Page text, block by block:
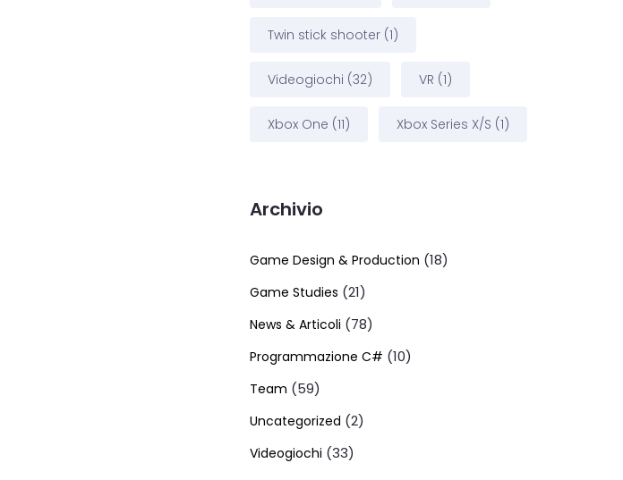
Twin stick shooter (1)
Videogiochi (32) VR (1)
Xbox One (11) Xbox Series X/S (1)
Archivio
Game Design & Production (18)
Game Studies (21)
News & Articoli (78)
Programmazione C# (10)
Team (59)
Uncategorized (2)
Videogiochi (33)